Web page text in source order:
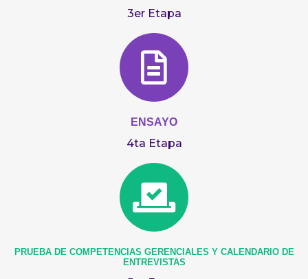
3er Etapa
ENSAYO
4ta Etapa
PRUEBA DE COMPETENCIAS GERENCIALES Y CALENDARIO DE
ENTREVISTAS